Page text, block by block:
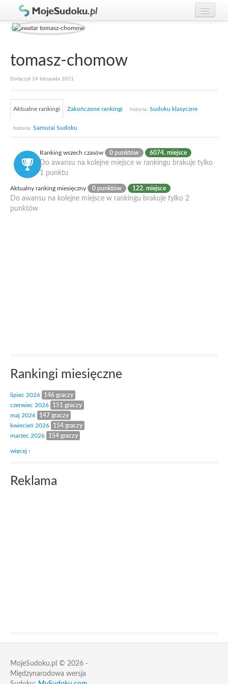
Graj w Sudoku!
tomasz-chomow
Dołączył 24 listopada 2011
Aktualne rankingi Zakończone rankingi historia: Sudoku klasyczne
historia: Samurai Sudoku
Ranking wszech czasów 0 punktów 6074. miejsce
Do awansu na kolejne miejsce w rankingu brakuje tylko
1 punktu
Aktualny ranking miesięczny 0 punktów 122. miejsce
Do awansu na kolejne miejsce w rankingu brakuje tylko 2
punktów
Rankingi miesięczne
lipiec 2026
146 graczy
czerwiec 2026
151 graczy
maj 2026
147 graczy
kwiecień 2026
154 graczy
marzec 2026
154 graczy
więcej ›
Reklama
MojeSudoku.pl © 2026 -
Międzynarodowa wersja